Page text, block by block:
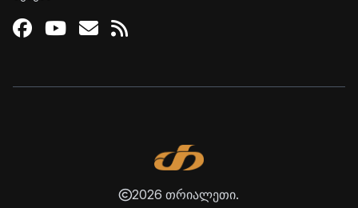
Facebook
Youtube
Email
RSS
2026 თრიალეთი.